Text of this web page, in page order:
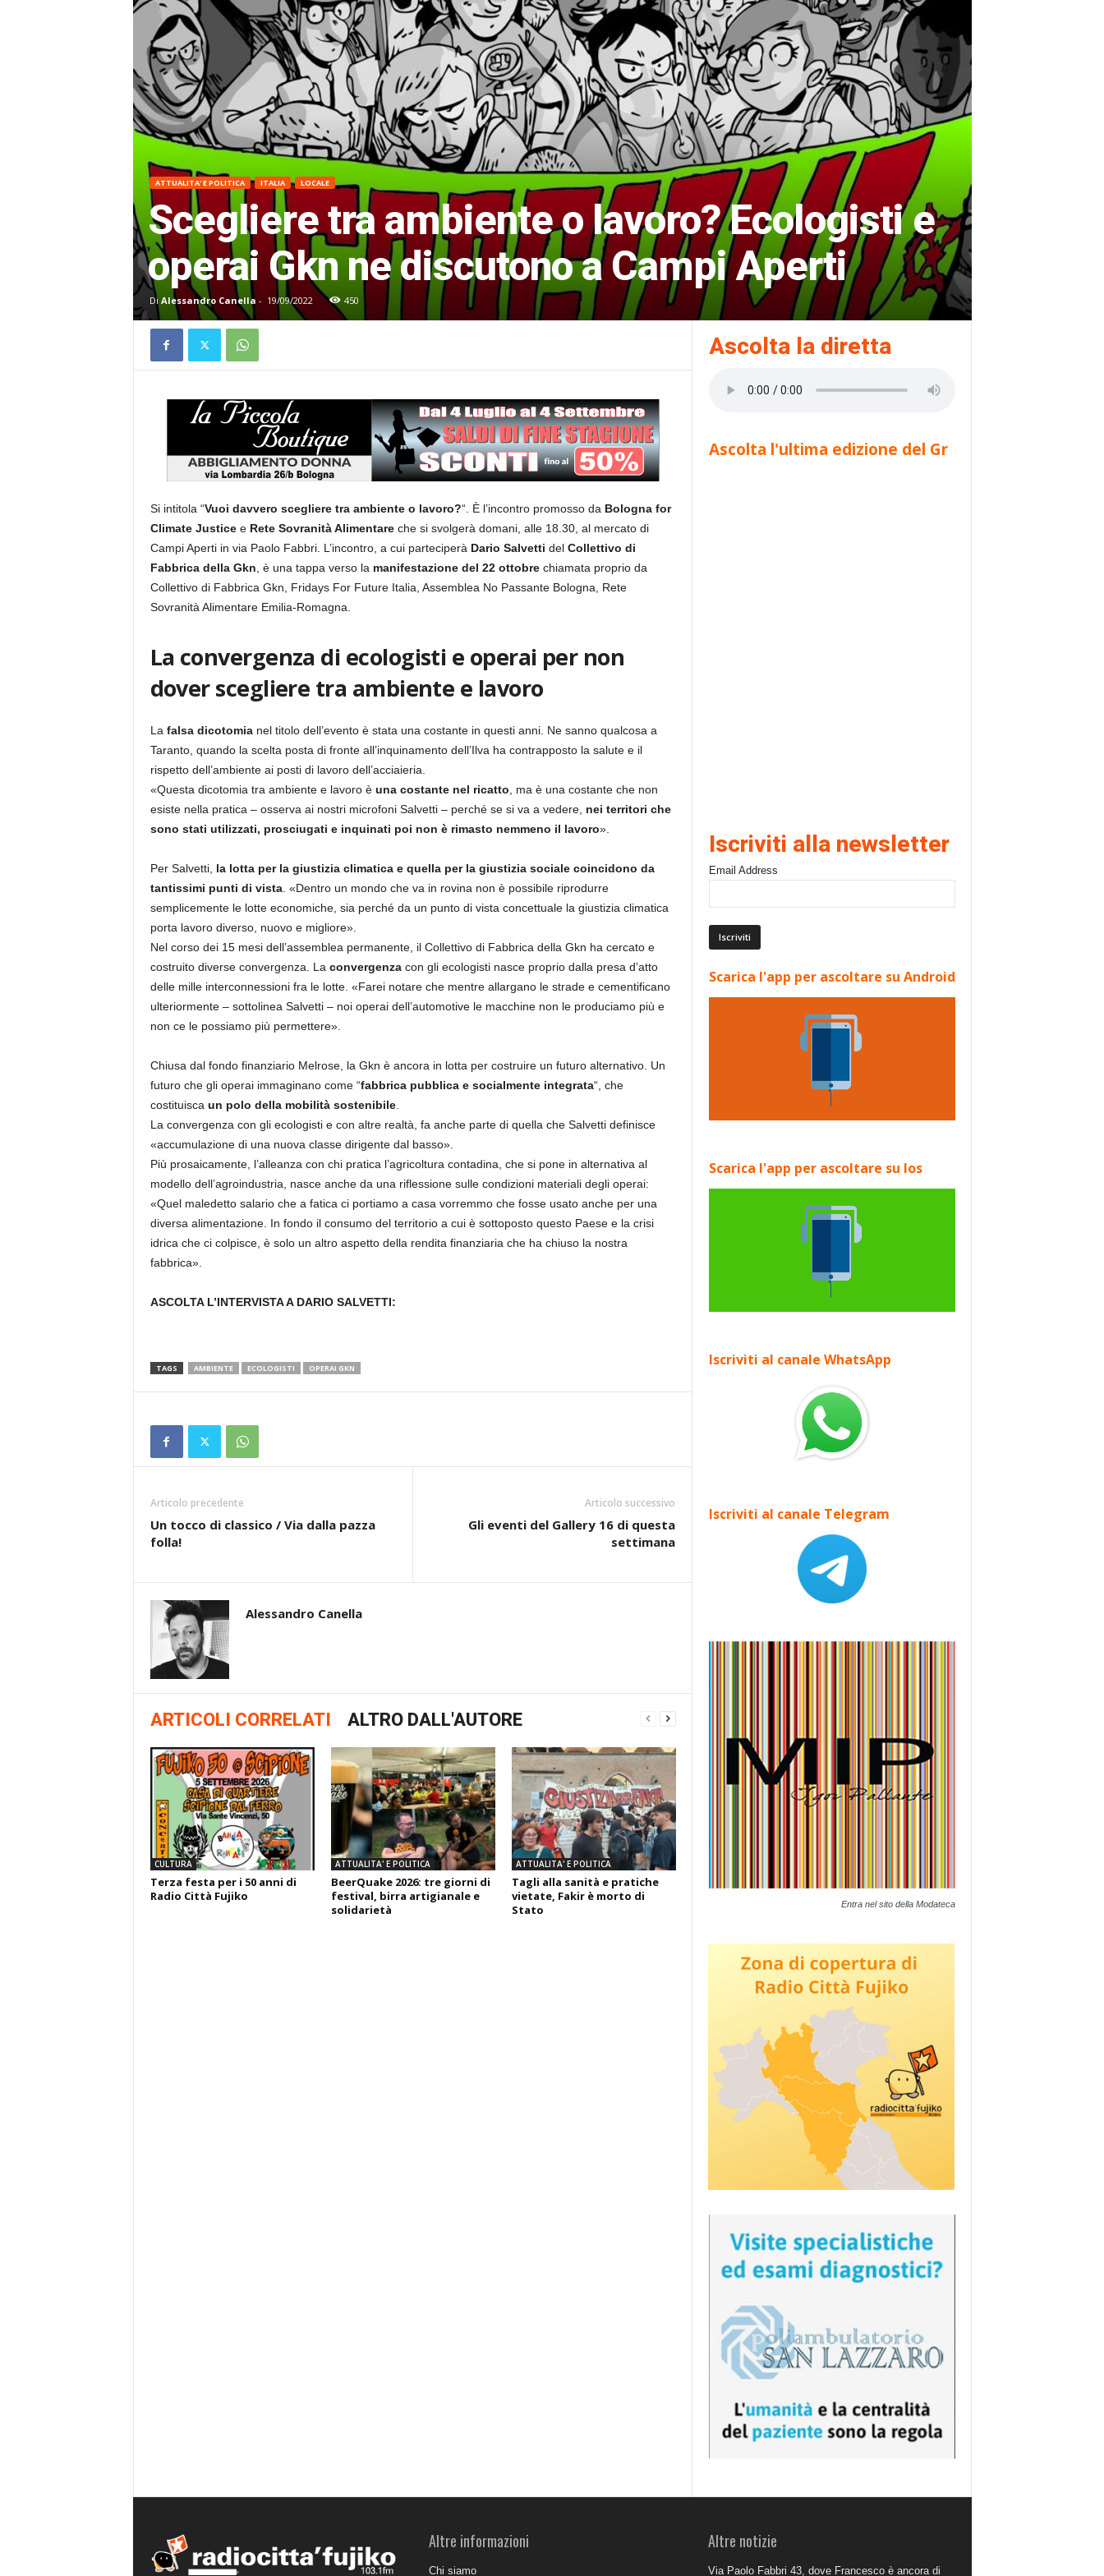
ATTUALITA' E POLITICA ITALIA LOCALE
Scegliere tra ambiente o lavoro? Ecologisti e
operai Gkn ne discutono a Campi Aperti
Di Alessandro Canella - 19/09/2022 450
Si intitola “Vuoi davvero scegliere tra ambiente o lavoro?“. È l’incontro promosso da Bologna for
Climate Justicee Rete Sovranità Alimentareche si svolgerà domani, alle 18.30, al mercato di
Campi Aperti in via Paolo Fabbri. L’incontro, a cui parteciperà Dario Salvetti del Collettivo di
Fabbrica della Gkn , è una tappa verso la manifestazione del 22 ottobrechiamata proprio da
Collettivo di Fabbrica Gkn, Fridays For Future Italia, Assemblea No Passante Bologna, Rete
Sovranità Alimentare Emilia-Romagna.
La convergenza di ecologisti e operai per non
dover scegliere tra ambiente e lavoro
La falsa dicotomianel titolo dell’evento è stata una costante in questi anni. Ne sanno qualcosa a
Taranto, quando la scelta posta di fronte all’inquinamento dell’Ilva ha contrapposto la salute e il
rispetto dell’ambiente ai posti di lavoro dell’acciaieria.
«Questa dicotomia tra ambiente e lavoro è una costante nel ricatto , ma è una costante che non
esiste nella pratica – osserva ai nostri microfoni Salvetti – perché se si va a vedere, nei territori che
sono stati utilizzati, prosciugati e inquinati poi non è rimasto nemmeno il lavoro».
Per Salvetti, la lotta per la giustizia climatica e quella per la giustizia sociale coincidono da
tantissimi punti di vista. «Dentro un mondo che va in rovina non è possibile riprodurre
semplicemente le lotte economiche, sia perché da un punto di vista concettuale la giustizia climatica
porta lavoro diverso, nuovo e migliore».
Nel corso dei 15 mesi dell’assemblea permanente, il Collettivo di Fabbrica della Gkn ha cercato e
costruito diverse convergenza. La convergenzacon gli ecologisti nasce proprio dalla presa d’atto
delle mille interconnessioni fra le lotte. «Farei notare che mentre allargano le strade e cementificano
ulteriormente – sottolinea Salvetti – noi operai dell’automotive le macchine non le produciamo più e
non ce le possiamo più permettere».
Chiusa dal fondo finanziario Melrose, la Gkn è ancora in lotta per costruire un futuro alternativo. Un
futuro che gli operai immaginano come “fabbrica pubblica e socialmente integrata“, che
costituisca un polo della mobilità sostenibile.
La convergenza con gli ecologisti e con altre realtà, fa anche parte di quella che Salvetti definisce
«accumulazione di una nuova classe dirigente dal basso».
Più prosaicamente, l’alleanza con chi pratica l’agricoltura contadina, che si pone in alternativa al
modello dell’agroindustria, nasce anche da una riflessione sulle condizioni materiali degli operai:
«Quel maledetto salario che a fatica ci portiamo a casa vorremmo che fosse usato anche per una
diversa alimentazione. In fondo il consumo del territorio a cui è sottoposto questo Paese e la crisi
idrica che ci colpisce, è solo un altro aspetto della rendita finanziaria che ha chiuso la nostra
fabbrica».
ASCOLTA L’INTERVISTA A DARIO SALVETTI:
TAGS AMBIENTE ECOLOGISTI OPERAI GKN
Articolo precedente
Un tocco di classico / Via dalla pazza
folla!
Articolo successivo
Gli eventi del Gallery 16 di questa
settimana
Alessandro Canella
ARTICOLI CORRELATI ALTRO DALL'AUTORE
CULTURA
Terza festa per i 50 anni di
Radio Città Fujiko
ATTUALITA' E POLITICA
BeerQuake 2026: tre giorni di
festival, birra artigianale e
solidarietà
ATTUALITA' E POLITICA
Tagli alla sanità e pratiche
vietate, Fakir è morto di
Stato
Ascolta la diretta
Ascolta l'ultima edizione del Gr
Iscriviti alla newsletter
Email Address
Scarica l'app per ascoltare su Android
Scarica l'app per ascoltare su Ios
Iscriviti al canale WhatsApp
Iscriviti al canale Telegram
Entra nel sito della Modateca
Altre informazioni
Chi siamo
Altre notizie
Via Paolo Fabbri 43, dove Francesco è ancora di